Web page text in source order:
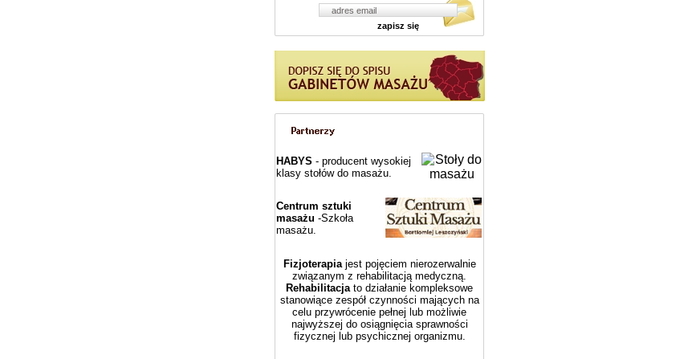
zapisz się
HABYS - producent wysokiej
klasy stołów do masażu.
Centrum sztuki
masażu -Szkoła
masażu.
Fizjoterapiajest pojęciem nierozerwalnie
związanym z rehabilitacją medyczną.
Rehabilitacjato działanie kompleksowe
stanowiące zespół czynności mających na
celu przywrócenie pełnej lub możliwie
najwyższej do osiągnięcia sprawności
fizycznej lub psychicznej organizmu.